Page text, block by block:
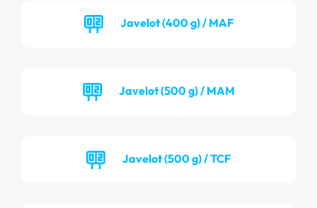
Javelot (400 g) / MAF
Javelot (500 g) / MAM
Javelot (500 g) / TCF